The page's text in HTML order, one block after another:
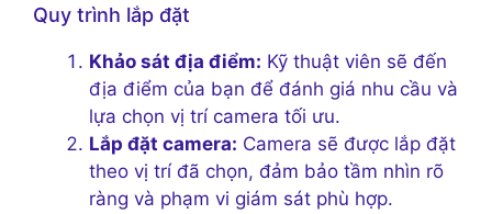
Quy trình lắp đặt
Khảo sát địa điểm: Kỹ thuật viên sẽ đến
địa điểm của bạn để đánh giá nhu cầu và
lựa chọn vị trí camera tối ưu.
Lắp đặt camera: Camera sẽ được lắp đặt
theo vị trí đã chọn, đảm bảo tầm nhìn rõ
ràng và phạm vi giám sát phù hợp.